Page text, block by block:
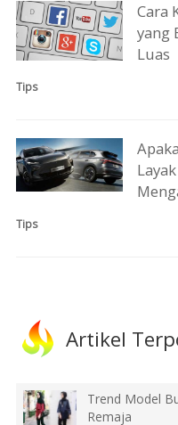
Cara
yang
Luas
Tips
Tips
Artikel
Trend Model
Remaja